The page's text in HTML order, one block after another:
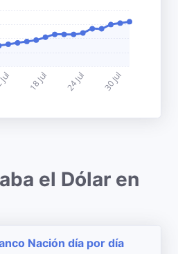
el Dólar en
Nación día por día